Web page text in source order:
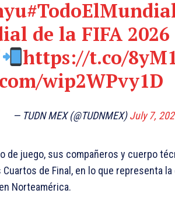
de la FIFA
https://t.co/
wip2WPvy1D
— TUDN MEX (@TUDNMEX)July 7,
de juego, sus compañeros y cuerpo
de Final, en lo que representa
Norteamérica.